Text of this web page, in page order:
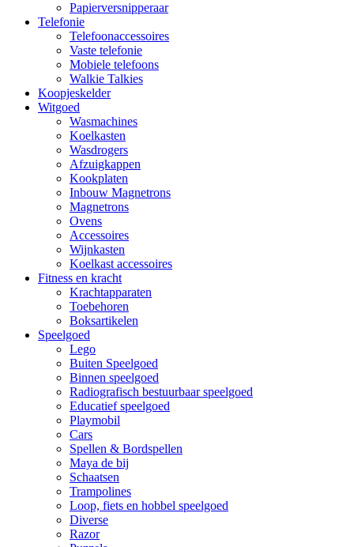
Papierversnipperaar
Telefonie
Telefoonaccessoires
Vaste telefonie
Mobiele telefoons
Walkie Talkies
Koopjeskelder
Witgoed
Wasmachines
Koelkasten
Wasdrogers
Afzuigkappen
Kookplaten
Inbouw Magnetrons
Magnetrons
Ovens
Accessoires
Wijnkasten
Koelkast accessoires
Fitness en kracht
Krachtapparaten
Toebehoren
Boksartikelen
Speelgoed
Lego
Buiten Speelgoed
Binnen speelgoed
Radiografisch bestuurbaar speelgoed
Educatief speelgoed
Playmobil
Cars
Spellen & Bordspellen
Maya de bij
Schaatsen
Trampolines
Loop, fiets en hobbel speelgoed
Diverse
Razor